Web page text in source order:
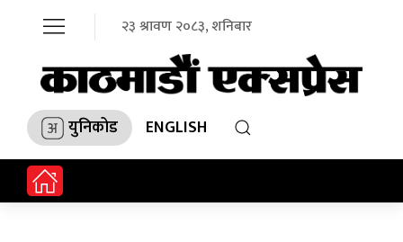
२३ श्रावण २०८३, शनिबार
युनिकोड ENGLISH